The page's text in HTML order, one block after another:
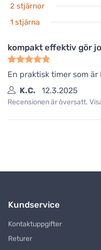
2 stjärnor
1 stjärna
kompakt effektiv gör
En praktisk timer som
K.C.
12.3.2025
Recensionen är översatt.
Kundservice
Kontaktuppgifter
Returer